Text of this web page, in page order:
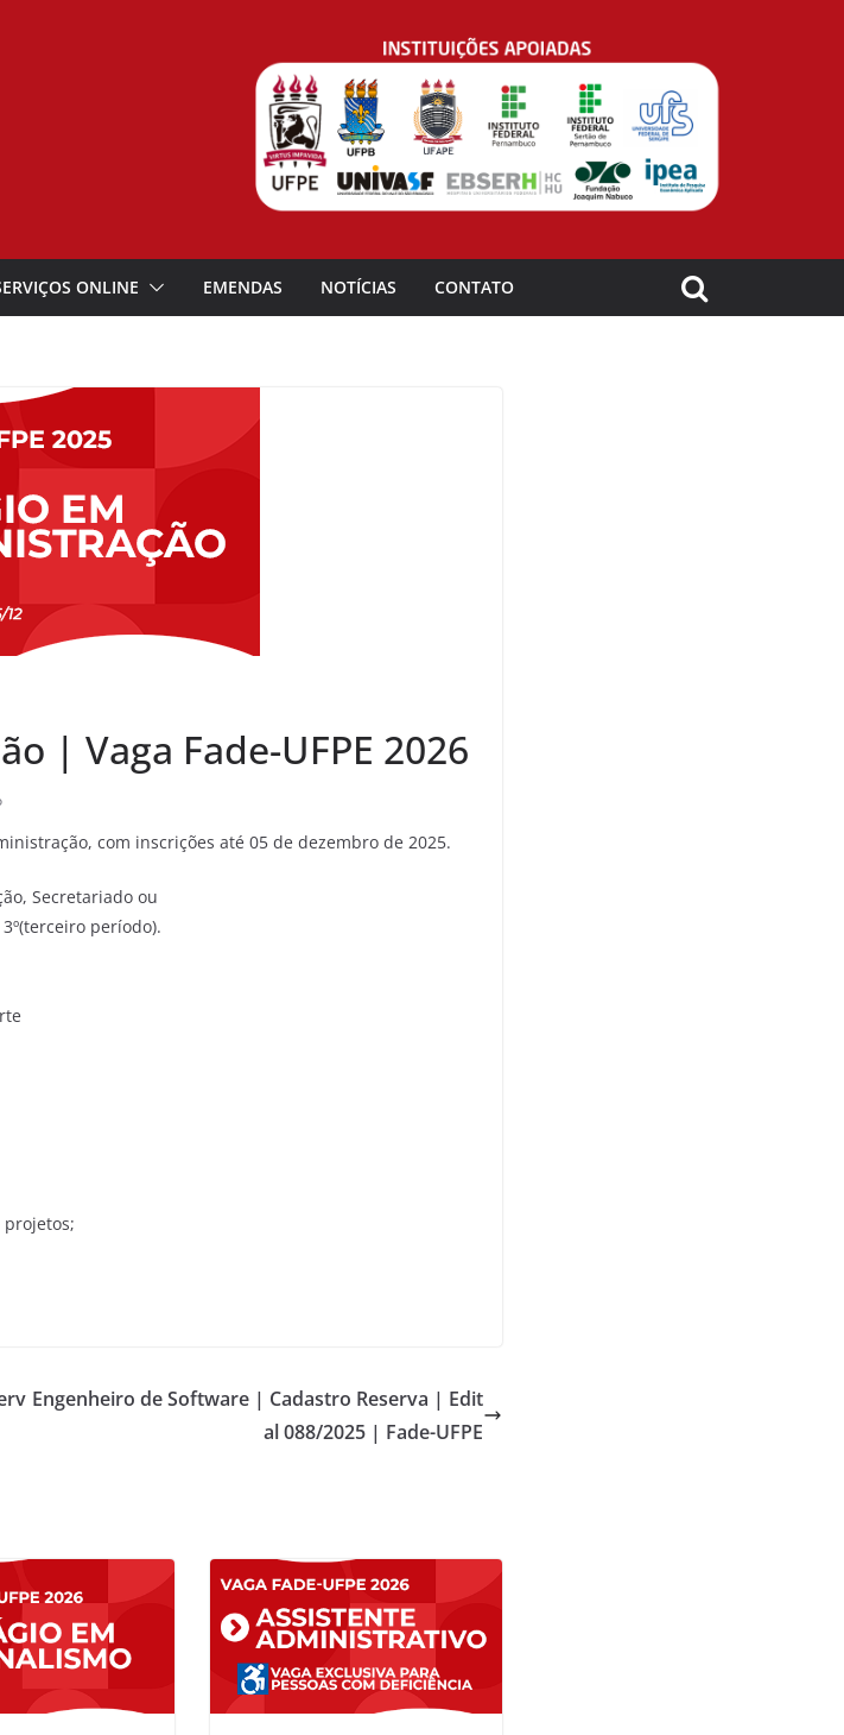
ONLINE EMENDAS NOTÍCIAS CONTATO
| Vaga Fade-UFPE 2026
com inscrições até 05 de dezembro de 2025.
Secretariado ou
período).
projetos;
Engenheiro de Software | Cadastro Reserva | Edit
al 088/2025 | Fade-UFPE